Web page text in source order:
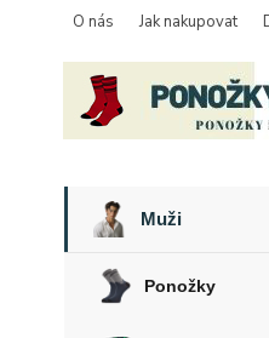
O nás Jak nakupovat
Muži
Ponožky